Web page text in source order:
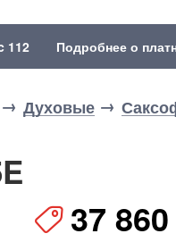
112 Подробнее о
Духовые
37